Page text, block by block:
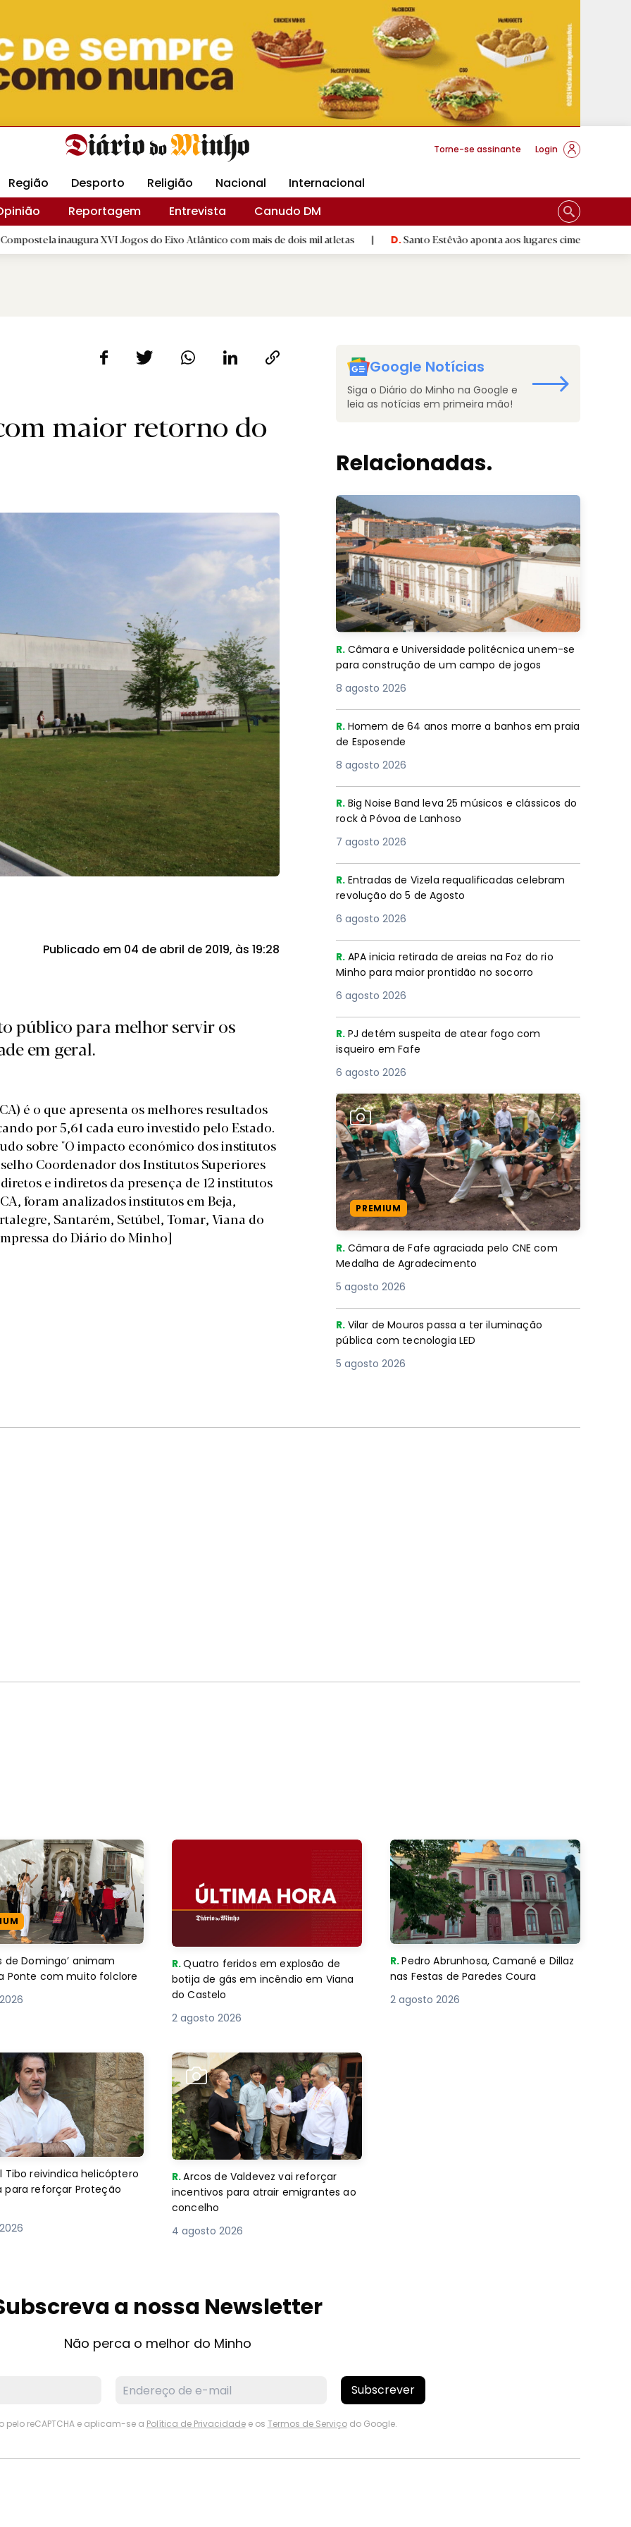
Revista Minha Gráfica DM Livraria DM Arquidiocese Braga
Torne-se assinante Login
Região Desporto Religião Nacional
Internacional
Reportagem Entrevista Canudo DM
XVI Jogos do Eixo Atlântico com mais de dois mil atletas | D.Santo Estêvão aponta aos lugares cimeiros da Honra
maior retorno do
Publicado em 04 de abril de 2019, às 19:28
público para melhor servir os
em geral.
é o que apresenta os melhores resultados
por 5,61 cada euro investido pelo Estado.
sobre "O impacto económico dos institutos
Coordenador dos Institutos Superiores
e indiretos da presença de 12 institutos
foram analizados institutos em Beja,
Santarém, Setúbel, Tomar, Viana do
do Diário do Minho]
Google Notícias
Siga o Diário do Minho na Google e
leia as notícias em primeira mão!
Relacionadas.
R. Câmara e Universidade politécnica unem-se
para construção de um campo de jogos
8 agosto 2026
R. Homem de 64 anos morre a banhos em praia
de Esposende
8 agosto 2026
R. Big Noise Band leva 25 músicos e clássicos do
rock à Póvoa de Lanhoso
7 agosto 2026
R. Entradas de Vizela requalificadas celebram
revolução do 5 de Agosto
6 agosto 2026
R. APA inicia retirada de areias na Foz do rio
Minho para maior prontidão no socorro
6 agosto 2026
R. PJ detém suspeita de atear fogo com
isqueiro em Fafe
6 agosto 2026
PREMIUM
R. Câmara de Fafe agraciada pelo CNE com
Medalha de Agradecimento
5 agosto 2026
R. Vilar de Mouros passa a ter iluminação
pública com tecnologia LED
5 agosto 2026
de Domingo’ animam
Ponte com muito folclore
R.Quatro feridos em explosão de
botija de gás em incêndio em Viana
do Castelo
2 agosto 2026
R.Pedro Abrunhosa, Camané e Dillaz
nas Festas de Paredes Coura
2 agosto 2026
Tibo reivindica helicóptero
para reforçar Proteção
R.Arcos de Valdevez vai reforçar
incentivos para atrair emigrantes ao
concelho
4 agosto 2026
a nossa Newsletter
Não perca o melhor do Minho
Subscrever
pelo reCAPTCHA e aplicam-se a Política de Privacidadee os Termos de Serviçodo Google.